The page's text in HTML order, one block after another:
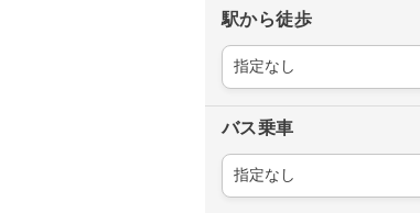
駅から徒歩
バス乗車